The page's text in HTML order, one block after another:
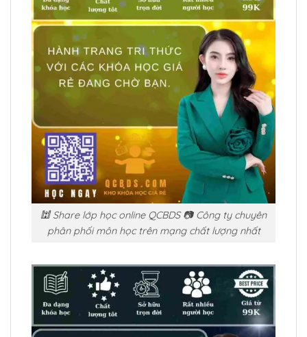
🕍 Share lớp học online QCBDS 📷 Công ty chuyên
phân phối môn học trên mạng chất lượng nhất